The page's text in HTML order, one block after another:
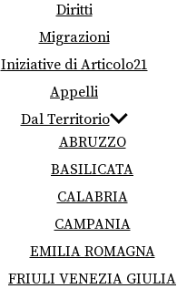
Diritti
Migrazioni
Iniziative di Articolo21
Appelli
Dal Territorio
ABRUZZO
BASILICATA
CALABRIA
CAMPANIA
EMILIA ROMAGNA
FRIULI VENEZIA GIULIA